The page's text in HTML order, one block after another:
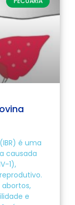
é uma
causada
1),
e